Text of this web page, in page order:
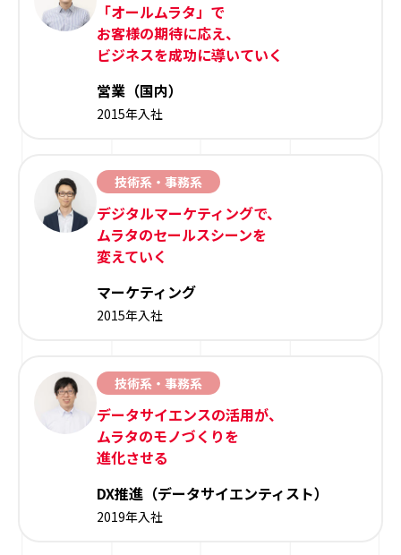
「オールムラタ」で
お客様の期待に応え、
ビジネスを成功に導いていく
営業（国内）
2015年入社
技術系・事務系
デジタルマーケティングで、
ムラタのセールスシーンを
変えていく
マーケティング
2015年入社
技術系・事務系
データサイエンスの活用が、
ムラタのモノづくりを
進化させる
DX推進（データサイエンティスト）
2019年入社